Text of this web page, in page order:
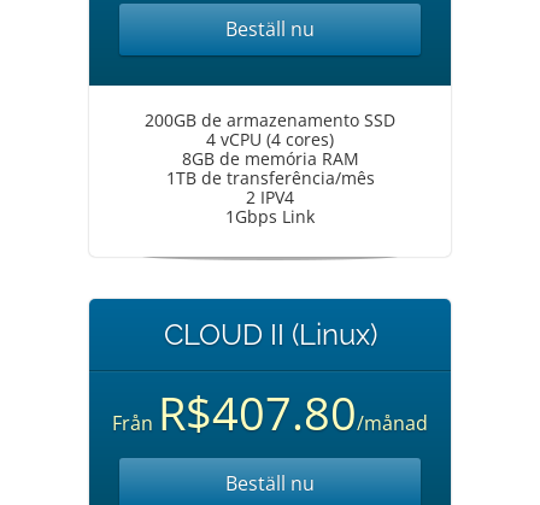
Beställ nu
200GB de armazenamento SSD
4 vCPU (4 cores)
8GB de memória RAM
1TB de transferência/mês
2 IPV4
1Gbps Link
CLOUD II (Linux)
Från R$407.80/månad
Beställ nu